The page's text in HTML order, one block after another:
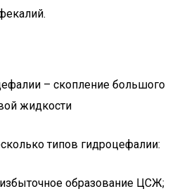
– скопление большого
жидкости
типов гидроцефалии:
образование ЦСЖ;